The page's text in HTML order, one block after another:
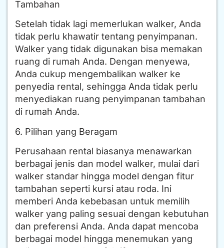
Tambahan
Setelah tidak lagi memerlukan walker, Anda
tidak perlu khawatir tentang penyimpanan.
Walker yang tidak digunakan bisa memakan
ruang di rumah Anda. Dengan menyewa,
Anda cukup mengembalikan walker ke
penyedia rental, sehingga Anda tidak perlu
menyediakan ruang penyimpanan tambahan
di rumah Anda.
6. Pilihan yang Beragam
Perusahaan rental biasanya menawarkan
berbagai jenis dan model walker, mulai dari
walker standar hingga model dengan fitur
tambahan seperti kursi atau roda. Ini
memberi Anda kebebasan untuk memilih
walker yang paling sesuai dengan kebutuhan
dan preferensi Anda. Anda dapat mencoba
berbagai model hingga menemukan yang